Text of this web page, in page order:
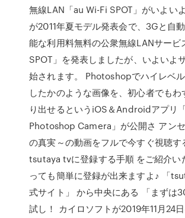
無線LAN「au Wi-Fi SPOT」がいよい
が2011年夏モデル発表会で、3Gと自
能な利用料無料の公衆無線LANサービ
SPOT」を発表しましたが、いよいよ
始されます。 Photoshopでハイレベ
したかのような画像を、初心者でもわ
り出せるというiOS＆Androidアプリ
Photoshop Camera」が公開さ アン
の真実～の動画をフルで今すぐ視聴す
tsutaya tvに登録する手順 をご紹介い
っても簡単に登録が出来ますよ♪ 「
式サイト」 から中央にある 「まずは
試し！ カイロソフトが2019年11月24